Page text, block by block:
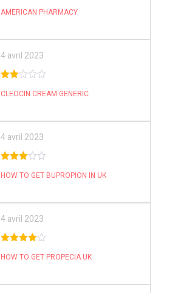
of 5
AMERICAN PHARMACY
4 avril 2023
out
CLEOCIN CREAM GENERIC
4 avril 2023
of 5
HOW TO GET BUPROPION IN UK
4 avril 2023
5
HOW TO GET PROPECIA UK